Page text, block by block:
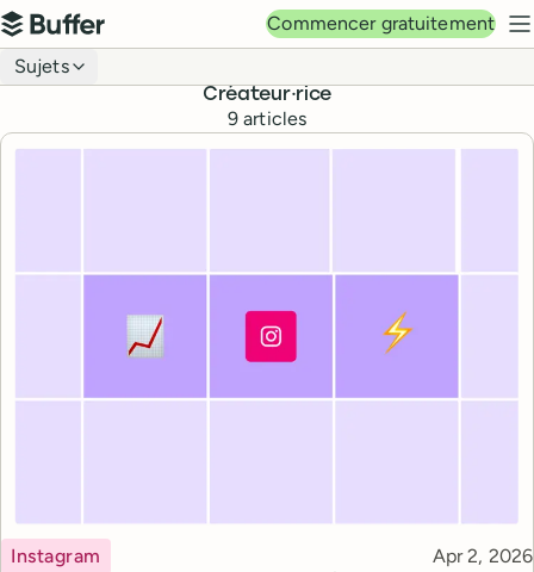
Navigation principale
Buffer
Commencer gratuitement
Navigation du blog
Sujets
Créateur·rice
9 articles
Topic
Instagram Published
Apr 2, 2026